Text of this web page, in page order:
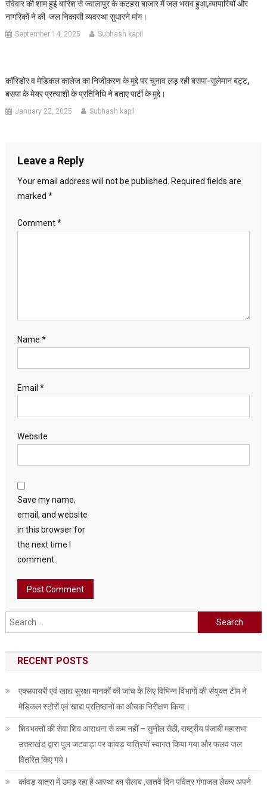
रविवार की शाम हुई बारिश से ज्वालापुर के कटहरा बाजार में जल भराव हुआ,व्यापारियों और
नागरिकों ने की जल निकासी व्यवस्था सुधारने मांग।
September 14, 2025 Subhash kapil
कॉरिडोर व मेडिकल कालेज का निजीकरण के मुद्दे पर चुनाव लड़ रही बसपा-सुलेमान बट्ट,
बसपा के मेयर प्रत्याशी के प्रतिनिधि ने बताए पार्टी के मुद्दे।
January 22, 2025 Subhash kapil
Leave a Reply
Your email address will not be published.
Required fields are
marked *
Comment*
Name *
Email *
Website
Save my name,
email, and website
in this browser for
the next time I
comment.
Search
for:
RECENT POSTS
एक्सपायरी एवं खाद्य सुरक्षा मानकों की जांच के लिए विभिन्न विभागों की संयुक्त टीम ने
मेडिकल स्टोरों एवं खाद्य प्रतिष्ठानों का औचक निरीक्षण किया।
शिवभक्तों की सेवा शिव आराधना से कम नहीं – सुनील सेठी, राष्ट्रीय पंजाबी महासभा
उत्तराखंड द्वारा पुल जटवाड़ा पर कांवड़ यात्रियों स्वागत किया गया और फलव जल
वितरित किए गये।
कांवड़ यात्रा में उमड़ रहा है आस्था का सैलाब ,सातवें दिन पवित्र गंगाजल लेकर अपने